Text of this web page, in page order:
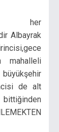
her
Albayrak
mahalleli
de alt